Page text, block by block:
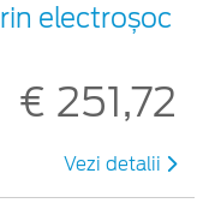
electroșoc
€ 251,72
Vezi detalii